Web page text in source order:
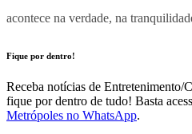
acontece na verdade, na
Fique por dentro!
Receba notícias de Entretenimento/
fique por dentro de tudo! Basta
Metrópoles no WhatsApp.